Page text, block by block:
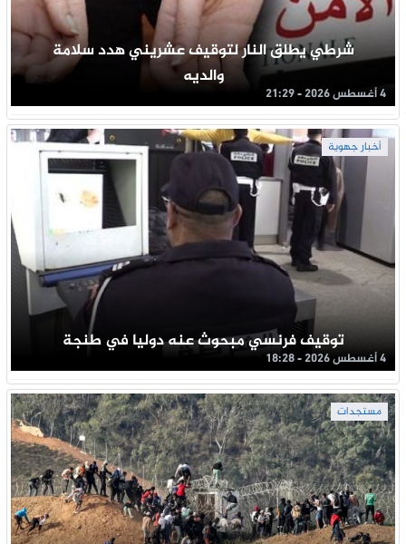
شرطي يطلق النار لتوقيف عشريني هدد سلامة
والديه
4 أغسطس 2026 - 21:29
أخبار جهوية
توقيف فرنسي مبحوث عنه دوليا في طنجة
4 أغسطس 2026 - 18:28
مستجدات